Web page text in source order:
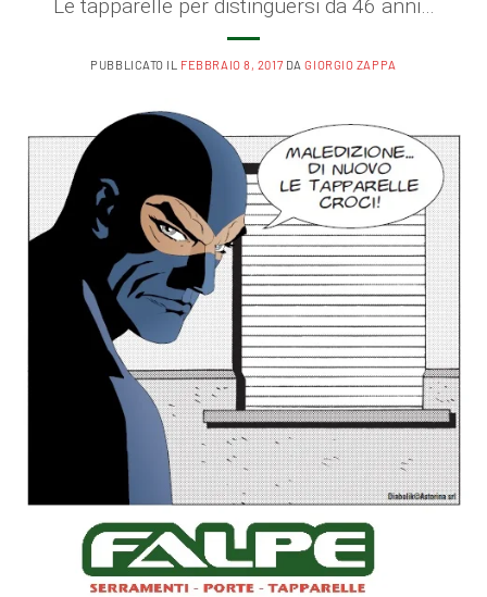
Le tapparelle per distinguersi da 46 anni…
PUBBLICATO IL FEBBRAIO 8, 2017 DAGIORGIO ZAPPA